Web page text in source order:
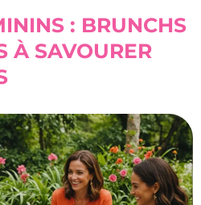
: BRUNCHS
À SAVOURER